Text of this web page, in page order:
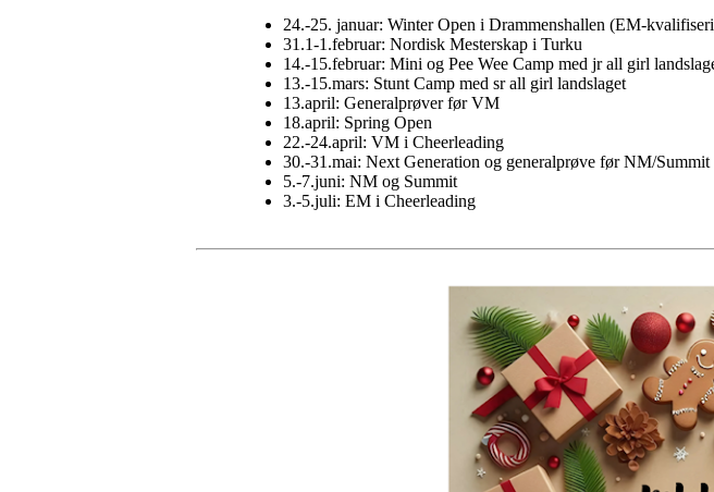
24.-25. januar: Winter Open i Drammenshallen (EM-
31.1-1.februar: Nordisk Mesterskap i Turku
14.-15.februar: Mini og Pee Wee Camp med jr all girl
13.-15.mars: Stunt Camp med sr all girl landslaget
13.april: Generalprøver før VM
18.april: Spring Open
22.-24.april: VM i Cheerleading
30.-31.mai: Next Generation og generalprøve før NM/Summit
5.-7.juni: NM og Summit
3.-5.juli: EM i Cheerleading